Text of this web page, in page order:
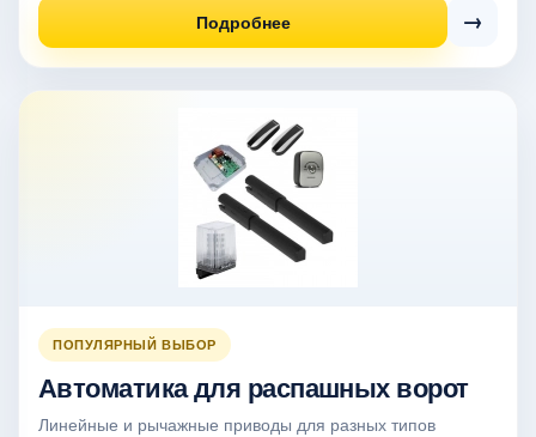
Подробнее →
ПОПУЛЯРНЫЙ ВЫБОР
Автоматика для распашных ворот
Линейные и рычажные приводы для разных типов